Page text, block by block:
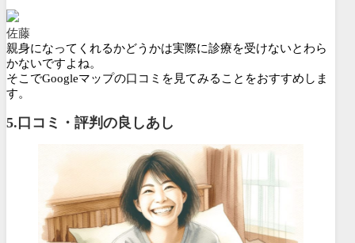
佐藤
親身になってくれるかどうかは実際に診療を受けないとわら
かないですよね。
そこでGoogleマップの口コミを見てみることをおすすめしま
す。
5.口コミ・評判の良しあし